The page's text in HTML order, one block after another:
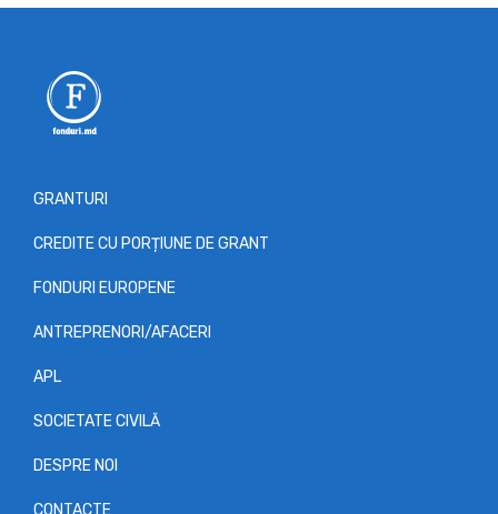
GRANTURI
CREDITE CU PORȚIUNE DE GRANT
FONDURI EUROPENE
ANTREPRENORI/AFACERI
APL
SOCIETATE CIVILĂ
DESPRE NOI
CONTACTE